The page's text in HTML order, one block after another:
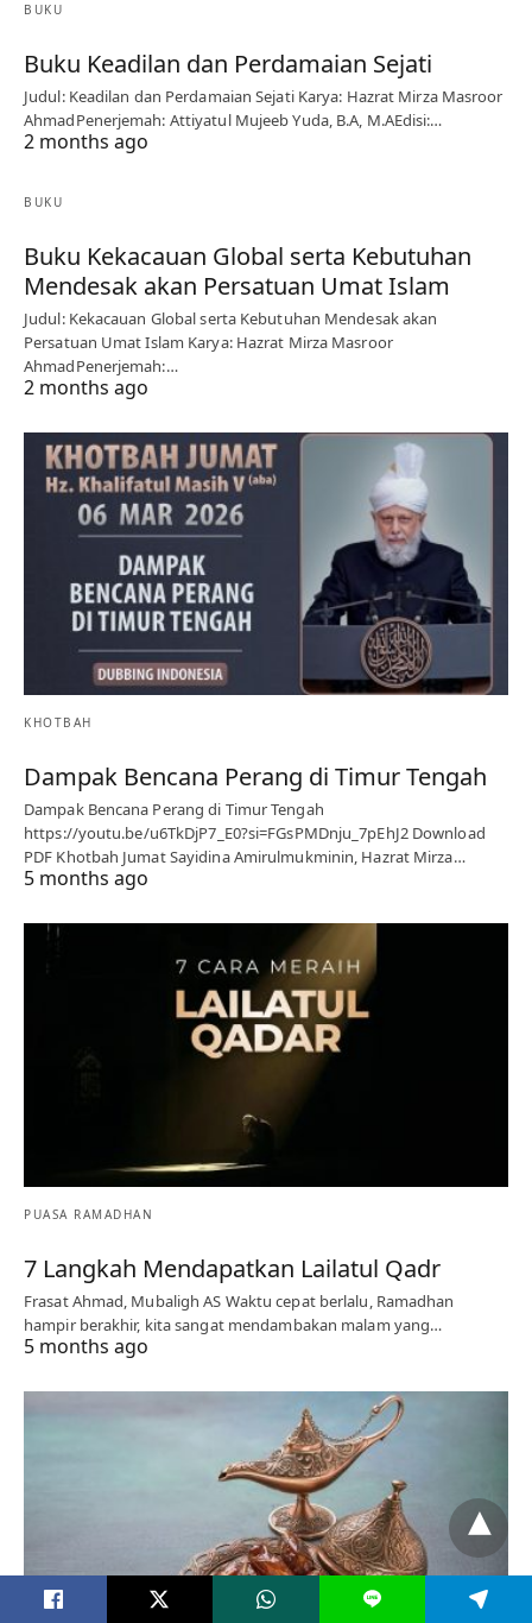
BUKU
Buku Keadilan dan Perdamaian Sejati
Judul: Keadilan dan Perdamaian Sejati Karya: Hazrat Mirza Masroor
AhmadPenerjemah: Attiyatul Mujeeb Yuda, B.A, M.AEdisi:…
2 months ago
BUKU
Buku Kekacauan Global serta Kebutuhan
Mendesak akan Persatuan Umat Islam
Judul: Kekacauan Global serta Kebutuhan Mendesak akan
Persatuan Umat Islam Karya: Hazrat Mirza Masroor
AhmadPenerjemah:…
2 months ago
KHOTBAH
Dampak Bencana Perang di Timur Tengah
Dampak Bencana Perang di Timur Tengah
https://youtu.be/u6TkDjP7_E0?si=FGsPMDnju_7pEhJ2 Download
PDF Khotbah Jumat Sayidina Amirulmukminin, Hazrat Mirza…
5 months ago
PUASA RAMADHAN
7 Langkah Mendapatkan Lailatul Qadr
Frasat Ahmad, Mubaligh AS Waktu cepat berlalu, Ramadhan
hampir berakhir, kita sangat mendambakan malam yang…
5 months ago
L